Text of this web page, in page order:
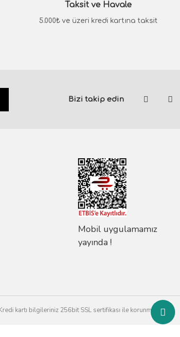
Taksit ve Havale
5.000₺ ve üzeri kredi kartına taksit
Bizi takip edin
Mobil uygulamamız
yayında !
kartı bilgileriniz 256bit SSL sertifikası ile korunmaktadır.